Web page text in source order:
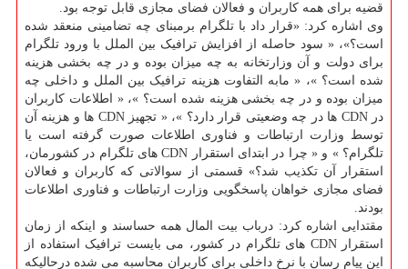
قضیه برای همه کاربران و فعالان فضای مجازی قابل توجه بود.
وی اشاره کرد: «قرار داد با تلگرام برمبنای چه تضامینی منعقد شده
است؟»، « سود حاصله از افزایش ترافیک بین الملل با ورود تلگرام
برای دولت و آن وزارتخانه به چه میزان بوده و در چه بخشی هزینه
شده است؟ »، « مابه التفاوت هزینه ترافیک بین الملل و داخلی چه
میزان بوده و در چه بخشی هزینه شده است؟ »، « اطلاعات کاربران
در CDN ها در چه وضعیتی قرار دارد؟ »، « تجهیز CDN ها و هزینه آن
توسط وزارت ارتباطات و فناوری اطلاعات صورت گرفته است یا
تلگرام؟ » و « چرا در ابتدای استقرار CDN های تلگرام در کشورمان،
استقرار آن تکذیب شد؟» قسمتی از سوالاتی که کاربران و فعالان
فضای مجازی خواهان پاسخگویی وزارت ارتباطات و فناوری اطلاعات
بودند.
مقتدایی اشاره کرد: درباب بیت المال همه حساسند و اینکه از زمان
استقرار CDN های تلگرام در کشور، می بایست ترافیک استفاده از
این پیام رسان با نرخ داخلی برای کاربران محاسبه می شده درحالیکه